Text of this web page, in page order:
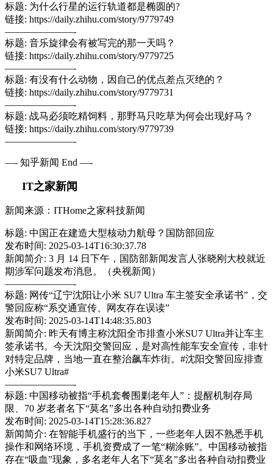
标题: 为什么行星的运行轨道都是椭圆的?
链接: https://daily.zhihu.com/story/9779749
———————-
标题: 音乐旋律会有被写完的那一天吗？
链接: https://daily.zhihu.com/story/9779725
———————-
标题: 有没有什么动物，因自己的优点差点灭绝的？
链接: https://daily.zhihu.com/story/9779731
———————-
标题: 战马必须吃精饲料，那野马只吃草为何会出现好马？
链接: https://daily.zhihu.com/story/9779739
———————-
—- 知乎新闻 End —-
IT之家新闻
新闻来源：ITHome之家科技新闻
标题: 中国正在建造大型核动力航母？国防部回应
发布时间: 2025-03-14T16:30:37.78
新闻简介: 3 月 14 日下午，国防部新闻发言人张晓刚大校就近
期涉军问题发布消息。（央视新闻）
———————-
标题: 网传“辽宁沈阳让小米 SU7 Ultra 车主签安全承诺书”，交
警回应称“系交通宣传、网友存在误读”
发布时间: 2025-03-14T14:48:35.803
新闻简介: 昨天有博主称沈阳全市排查小米SU7 Ultra并让车主
签承诺书。今天沈阳交警回应，是对高性能车安全宣传，非针
对特定品牌，当地一直在整治飙车炸街。#沈阳交警回应排查
小米SU7 Ultra#
———————-
标题: 中国移动被指“手机套餐围剿老年人”：提醒机制存局
限、70 岁老者名下“莫名”多出各种自动扣费业务
发布时间: 2025-03-14T15:28:36.827
新闻简介: 在智能手机盛行的当下，一些老年人因不熟悉手机
操作和网络环境，手机资费成了一笔“糊涂账”。中国移动被指
存在“吸血”现象，多名老年人名下“莫名”多出各种自动扣费业